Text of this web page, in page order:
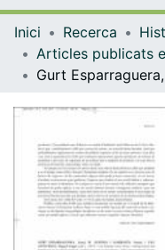
Inici Recerca